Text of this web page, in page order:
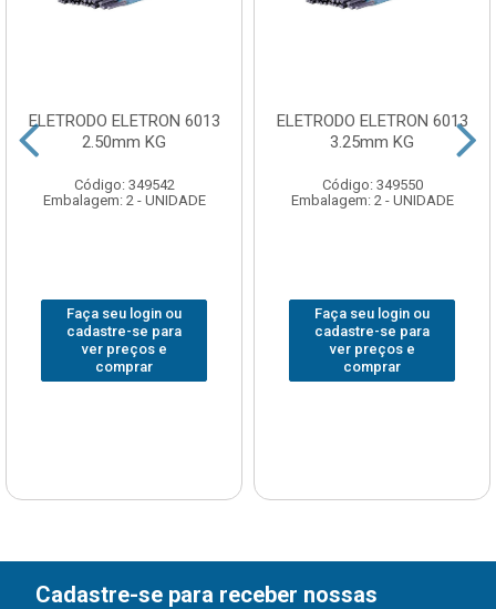
ELETRODO ELETRON 6013
2.50mm KG
Código: 349542
Embalagem: 2 - UNIDADE
Faça seu login ou
cadastre-se para
ver preços e
comprar
ELETRODO ELETRON 6013
3.25mm KG
Código: 349550
Embalagem: 2 - UNIDADE
Faça seu login ou
cadastre-se para
ver preços e
comprar
Cadastre-se para receber nossas